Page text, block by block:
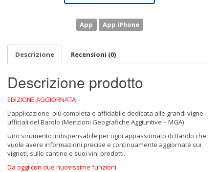
App App iPhone
Descrizione Recensioni (0)
Descrizione prodotto
EDIZIONE AGGIORNATA
L’applicazione più completa e affidabile dedicata alle grandi vigne
ufficiali del Barolo (Menzioni Geografiche Aggiuntive – MGA)
Uno strumento indispensabile per ogni appassionato di Barolo che
vuole avere informazioni precise e continuamente aggiornate sui
vigneti, sulle cantine e suoi vini prodotti.
Da oggi con due nuovissime funzioni: